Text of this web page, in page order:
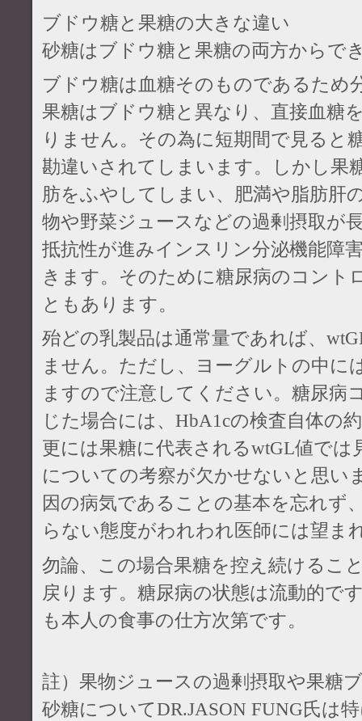
ブドウ糖と果糖の大きな違い
砂糖はブドウ糖と果糖の両方からで
ブドウ糖は血糖そのものであるため
果糖はブドウ糖と異なり、直接血糖
りません。その為に短期間で見ると
勘違いされてしまいます。しかし果
肪をふやしてしまい、肥満や脂肪肝
物や野菜ジュースなどの過剰摂取が
抵抗性が進みインスリン分泌機能障
きます。そのために糖尿病のコント
ともあります。
殆どの乳製品は通常量であれば、
ません。ただし、ヨーグルトの中に
ますので注意してください。糖尿病
じた場合には、HbA1cの検査自体の
更には果糖に代表されるwtGL値で
についての考察が欠かせないと思い
因の病気であることの基本を忘れず
らない態度がわれわれ医師には望ま
勿論、この場合果糖を控え続けるこ
戻ります。糖尿病の状態は流動的で
も本人の食事の仕方次第です。
註）果物ジュースの過剰摂取や果糖
砂糖についてDR.JASON FUNG氏は